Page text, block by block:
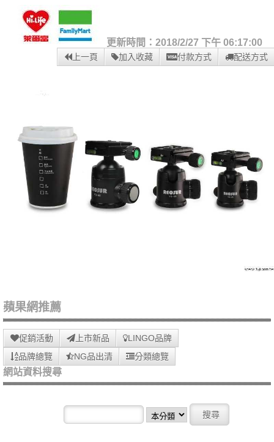
更新時間：2018/2/27 下午 06:17:00
上一頁 加入收藏 付款方式 配送方式
蘋果網推薦
促銷活動 上市新品
LINGO品牌
品牌總覽
NG品出清 分類總覽
網站資料搜尋